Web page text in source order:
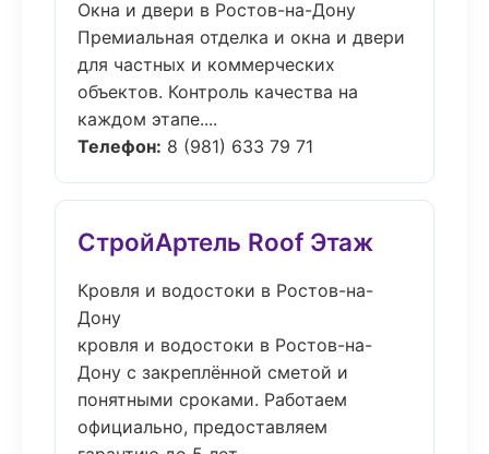
Окна и двери в Ростов-на-Дону
Премиальная отделка и окна и двери
для частных и коммерческих
объектов. Контроль качества на
каждом этапе....
Телефон: 8 (981) 633 79 71
СтройАртель Roof Этаж
Кровля и водостоки в Ростов-на-
Дону
кровля и водостоки в Ростов-на-
Дону с закреплённой сметой и
понятными сроками. Работаем
официально, предоставляем